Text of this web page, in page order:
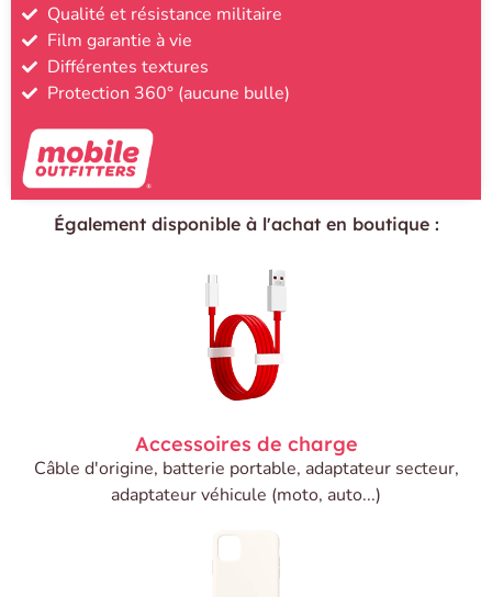
Qualité et résistance militaire
Film garantie à vie
Différentes textures
Protection 360° (aucune bulle)
Également disponible à l'achat en boutique :
Accessoires de charge
Câble d'origine, batterie portable, adaptateur secteur,
adaptateur véhicule (moto, auto...)